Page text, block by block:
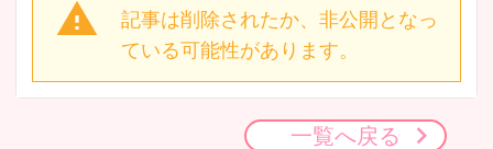
記事は削除されたか、非公開となっ
ている可能性があります。
一覧へ戻る